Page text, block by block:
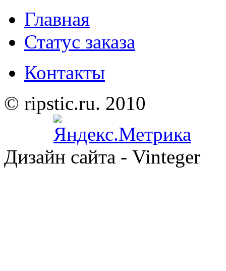
Главная
Статус заказа
Контакты
© ripstic.ru. 2010
Дизайн сайта - Vinteger